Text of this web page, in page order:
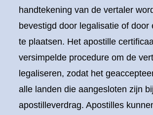
handtekening van de vertaler
bevestigd door legalisatie of door
te plaatsen. Het apostille
versimpelde procedure om de
legaliseren, zodat het
alle landen die aangesloten zijn
apostilleverdrag. Apostilles